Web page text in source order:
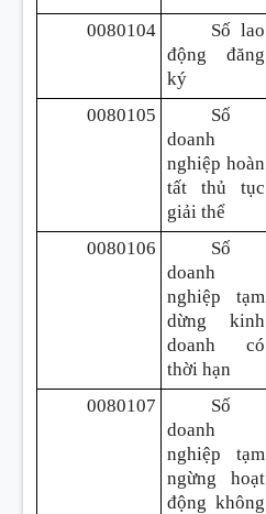
0080104
Số lao
động đăng
ký
0080105
Số
doanh
nghiệp hoàn
tất thủ tục
giải thể
0080106
Số
doanh
nghiệp tạm
dừng kinh
doanh có
thời hạn
0080107
Số
doanh
nghiệp tạm
ngừng hoạt
động không